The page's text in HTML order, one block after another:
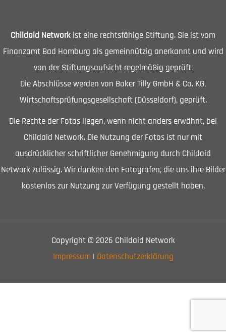
Childaid Network ist eine rechtsfähige Stiftung. Sie ist vom
Finanzamt Bad Homburg als gemeinnützig anerkannt und wird
von der Stiftungsaufsicht regelmäßig geprüft.
Die Abschlüsse werden von Baker Tilly GmbH & Co. KG,
Wirtschaftsprüfungsgesellschaft (Düsseldorf), geprüft.
Die Rechte der Fotos liegen, wenn nicht anders erwähnt, bei
Childaid Network. Die Nutzung der Fotos ist nur mit
ausdrücklicher schriftlicher Genehmigung durch Childaid
Network zulässig. Wir danken den Fotografen, die uns ihre Bilder
kostenlos zur Nutzung zur Verfügung gestellt haben.
Copyright © 2026 Childaid Network
Impressum | Datenschutzerklärung